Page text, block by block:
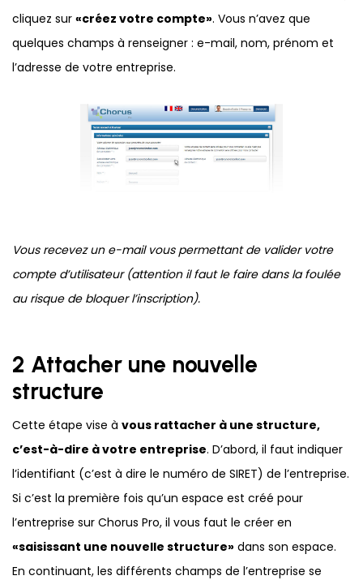
cliquez sur «créez votre compte». Vous n’avez que
quelques champs à renseigner : e-mail, nom, prénom et
l’adresse de votre entreprise.
Vous recevez un e-mail vous permettant de valider votre
compte d’utilisateur (attention il faut le faire dans la foulée
au risque de bloquer l’inscription).
2 Attacher une nouvelle
structure
Cette étape vise à vous rattacher à une structure,
c’est-à-dire à votre entreprise. D’abord, il faut indiquer
l’identifiant (c’est à dire le numéro de SIRET) de l’entreprise.
Si c’est la première fois qu’un espace est créé pour
l’entreprise sur Chorus Pro, il vous faut le créer en
«saisissant une nouvelle structure» dans son espace.
En continuant, les différents champs de l’entreprise se